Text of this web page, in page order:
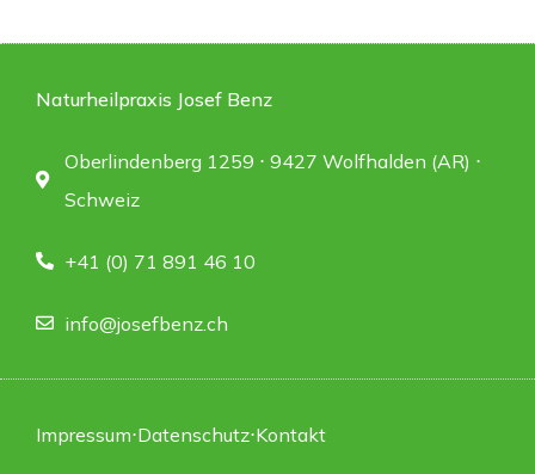
Naturheilpraxis Josef Benz
Oberlindenberg 1259 ⋅ 9427 Wolfhalden (AR) ⋅
Schweiz
+41 (0) 71 891 46 10
info@josefbenz.ch
Impressum⋅Datenschutz⋅Kontakt